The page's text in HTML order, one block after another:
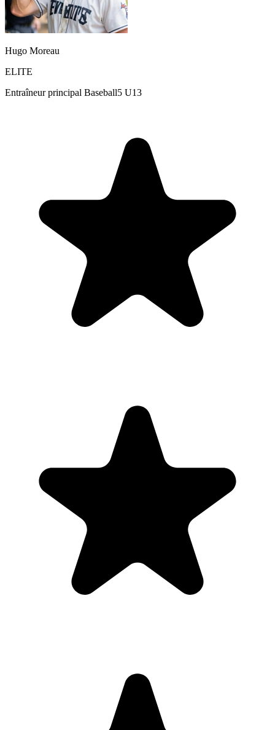
Hugo Moreau
ELITE
Entraîneur principal Baseball5 U13